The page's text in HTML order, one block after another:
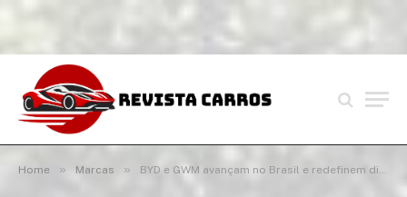
Home » Marcas » BYD e GWM avançam no Brasil e redefinem disputa entre marcas: o que mudou no mercado automotivo em 2026?